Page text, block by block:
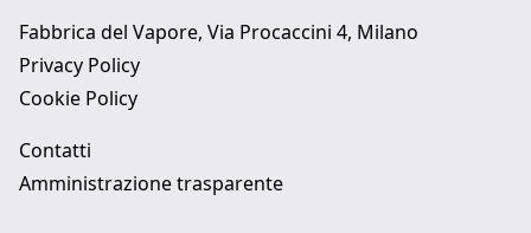
Fabbrica del Vapore, Via Procaccini 4, Milano
Privacy Policy
Cookie Policy
Contatti
Amministrazione trasparente